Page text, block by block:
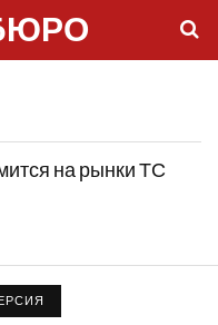
на рынки ТС